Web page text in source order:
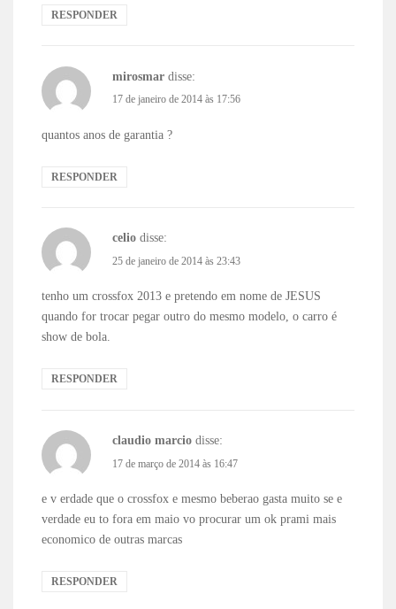
RESPONDER
mirosmar disse:
17 de janeiro de 2014 às 17:56
quantos anos de garantia ?
RESPONDER
celio disse:
25 de janeiro de 2014 às 23:43
tenho um crossfox 2013 e pretendo em nome de JESUS
quando for trocar pegar outro do mesmo modelo, o carro é
show de bola.
RESPONDER
claudio marcio disse:
17 de março de 2014 às 16:47
e v erdade que o crossfox e mesmo beberao gasta muito se e
verdade eu to fora em maio vo procurar um ok prami mais
economico de outras marcas
RESPONDER